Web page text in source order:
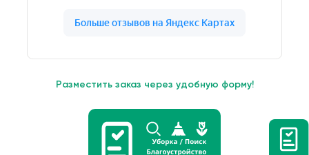
Разместить заказ через удобную форму!